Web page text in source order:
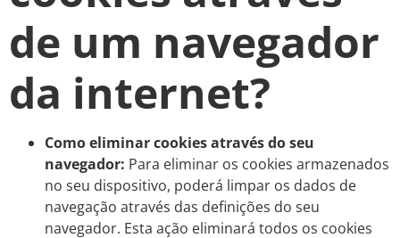
de um navegador
da internet?
Como eliminar cookies através do seu
navegador: Para eliminar os cookies armazenados
no seu dispositivo, poderá limpar os dados de
navegação através das definições do seu
navegador. Esta ação eliminará todos os cookies